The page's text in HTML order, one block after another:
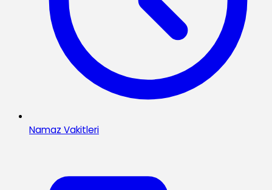
Namaz Vakitleri